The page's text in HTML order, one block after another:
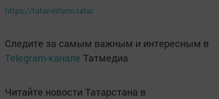
https://tatar-inform.tatar
Следите за самым важным и интересным в
Telegram-канале Татмедиа
Читайте новости Татарстана в